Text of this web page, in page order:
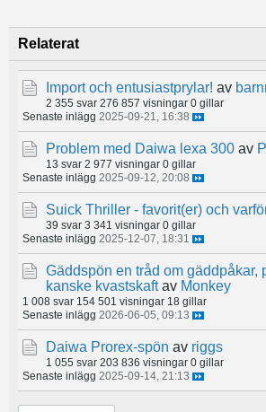
Relaterat
Import och entusiastprylar! av
2 355 svar 276 857 visningar 0 gillar
Senaste inlägg 2025-09-21, 16:38
Problem med Daiwa lexa 300 av
13 svar 2 977 visningar 0 gillar
Senaste inlägg 2025-09-12, 20:08
Suick Thriller - favorit(er) och
39 svar 3 341 visningar 0 gillar
Senaste inlägg 2025-12-07, 18:31
Gäddspön en tråd om gäddpåkar,
kanske kvastskaft av Monkey
1 008 svar 154 501 visningar 18 gillar
Senaste inlägg 2026-06-05, 09:13
Daiwa Prorex-spön av riggs
1 055 svar 203 836 visningar 0 gillar
Senaste inlägg 2025-09-14, 21:13